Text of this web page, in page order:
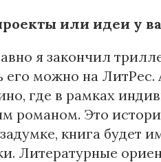
или идеи у
я закончил
его можно на ЛитРес.
где в рамках
романом. Это
книга будет
Литературные